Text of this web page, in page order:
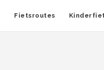
Fietsroutes